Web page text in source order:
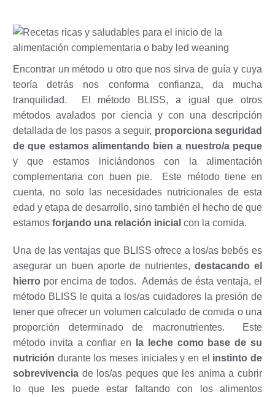
Encontrar un método u otro que nos sirva de guía y cuya
teoría detrás nos conforma confianza, da mucha
tranquilidad.
El método BLISS, a igual que otros
métodos avalados por ciencia y con una descripción
detallada de los pasos a seguir, proporciona seguridad
de que estamos alimentando bien a nuestro/a peque
y que estamos iniciándonos con la alimentación
complementaria con buen pie.
Este método tiene en
cuenta, no solo las necesidades nutricionales de esta
edad y etapa de desarrollo, sino también el hecho de que
estamos forjando una relación inicial con la comida.
Una de las ventajas que BLISS ofrece a los/as bebés es
asegurar un buen aporte de nutrientes, destacando el
hierro por encima de todos. Además de ésta ventaja, el
método BLISS le quita a los/as cuidadores la presión de
tener que ofrecer un volumen calculado de comida o una
proporción determinado de macronutrientes.
Este
método invita a confiar en
la leche como base de su
nutrición durante los meses iniciales y en el instinto de
sobrevivencia de los/as peques que les anima a cubrir
lo que les puede estar faltando con los alimentos